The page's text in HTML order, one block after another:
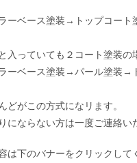
ーベース塗装→トップコート
っていても２コート塗装の
ーベース塗装→パール塗装→
がこの方式になリます。
ならない方は一度ご連絡い
下のバナーをクリックして